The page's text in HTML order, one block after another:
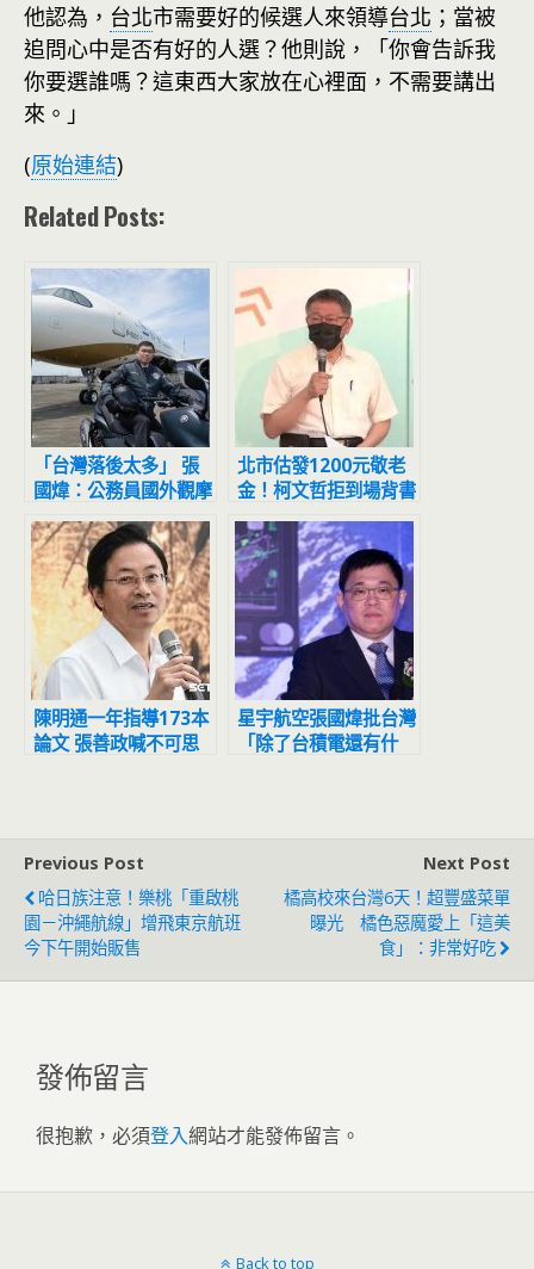
他認為， 台北市需要好的候選人來領導台北 ；當被
追問心中是否有好的人選？他則說，「你會告訴我
你要選誰嗎？這東西大家放在心裡面，不需要講出
來。」
(原始連結)
Related Posts:
「台灣落後太多」 張
國煒：公務員國外觀摩
回來有什麼屁用
北市估發1200元敬老
金！柯文哲拒到場背書
黃珊珊代打
陳明通一年指導173本
論文 張善政喊不可思
星宇航空張國煒批台灣
「除了台積電還有什
Previous Post
哈日族注意！樂桃「重啟桃
園－沖繩航線」增飛東京航班
今下午開始販售
Next Post
橘高校來台灣6天！超豐盛菜單
曝光 橘色惡魔愛上「這美
食」：非常好吃
發佈留言
很抱歉，必須登入網站才能發佈留言。
Back to top